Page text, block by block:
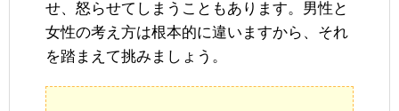
せ、怒らせてしまうこともあります。男性と
女性の考え方は根本的に違いますから、それ
を踏まえて挑みましょう。